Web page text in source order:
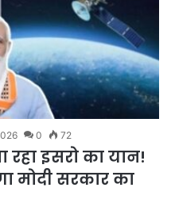
0 72
रहा इसरो का यान!
मोदी सरकार का